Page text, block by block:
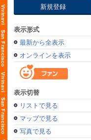
新規登録
表示形式
最新から全表示
オンラインを表示
表示切替
リストで見る
マップで見る
写真で見る